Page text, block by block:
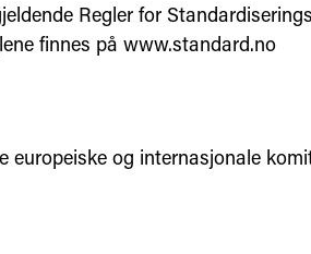
Regler for
finnes på www.standard.no
europeiske og internasjonale